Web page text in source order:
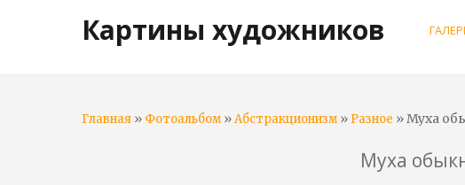
Картины художников
Главная » Фотоальбом»Абстракционизм» Разное » Муха
Муха